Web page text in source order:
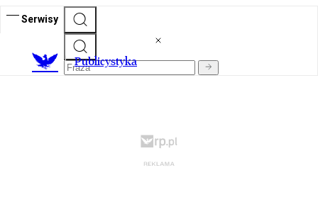
Serwisy
Publicystyka